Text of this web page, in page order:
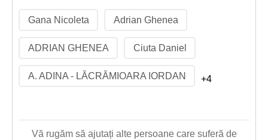
Gana Nicoleta Adrian Ghenea
ADRIAN GHENEA Ciuta Daniel
A. ADINA - LĂCRĂMIOARA IORDAN +4
Vă rugăm să ajutați alte persoane care suferă de